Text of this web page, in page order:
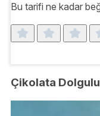
Bu tarifi ne kadar
Çikolata Dolgulu